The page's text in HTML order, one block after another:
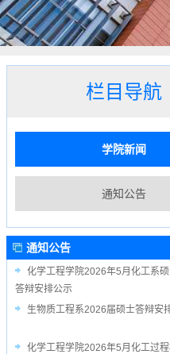
栏目导航
学院新闻
通知公告
通知公告
化学工程学院2026年5月化工系
答辩安排公示
生物质工程系2026届硕士答辩安
化学工程学院2026年5月化工过